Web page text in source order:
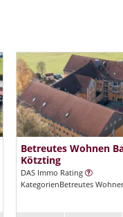
Betreutes Wohnen
Kötzting
DAS Immo Rating
KategorienBetreutes